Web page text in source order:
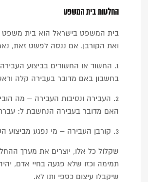
החלטות בית המשפט
בית המשפט בישראל הוא בית משפט
ואת הקורבן. אם ננסה לפשט זאת,
1. החשוד או החשודים בביצוע
בחשבון באם מדובר בעבירה קלה
2. העבירה ונסיבות העבירה – מה
האם מדובר בעבירה הנחשבת ל: עברת
3. קורבן העבירה – מי נפגע מביצוע העבירה, האם מדובר באדם תמים, מה קרה לו או לה לאחר שבוצעה העבירה כנגדו ועוד.
שקלול כל אלו, יוצרים את מערך
תמימה וכזו שלא פגעה בחיי אדם,
שיקבלו עיצום כספי ותו לא.